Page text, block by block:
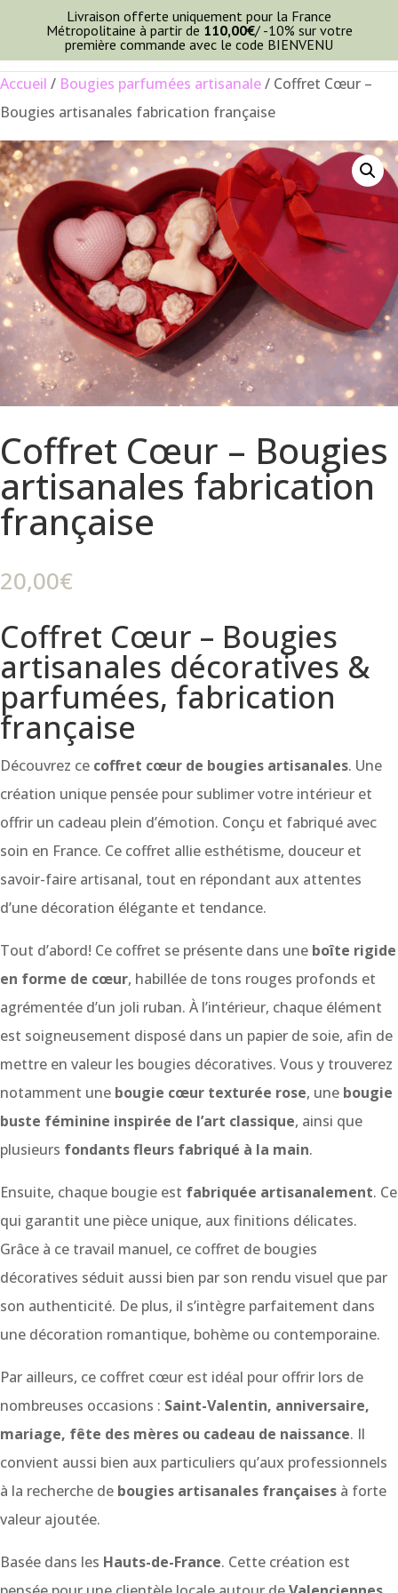
Accueil / Bougies parfumées artisanale/ Coffret Cœur –
Bougies artisanales fabrication française
Coffret Cœur – Bougies
artisanales fabrication
française
20,00€
Coffret Cœur – Bougies
artisanales décoratives &
parfumées, fabrication
française
Découvrez ce coffret cœur de bougies artisanales. Une
création unique pensée pour sublimer votre intérieur et
offrir un cadeau plein d’émotion. Conçu et fabriqué avec
soin en France. Ce coffret allie esthétisme, douceur et
savoir-faire artisanal, tout en répondant aux attentes
d’une décoration élégante et tendance.
Tout d’abord! Ce coffret se présente dans une boîte rigide
en forme de cœur, habillée de tons rouges profonds et
agrémentée d’un joli ruban. À l’intérieur, chaque élément
est soigneusement disposé dans un papier de soie, afin de
mettre en valeur les bougies décoratives. Vous y trouverez
notamment une bougie cœur texturée rose, une bougie
buste féminine inspirée de l’art classique, ainsi que
plusieurs fondants fleurs fabriqué à la main.
Ensuite, chaque bougie est fabriquée artisanalement. Ce
qui garantit une pièce unique, aux finitions délicates.
Grâce à ce travail manuel, ce coffret de bougies
décoratives séduit aussi bien par son rendu visuel que par
son authenticité. De plus, il s’intègre parfaitement dans
une décoration romantique, bohème ou contemporaine.
Par ailleurs, ce coffret cœur est idéal pour offrir lors de
nombreuses occasions : Saint-Valentin, anniversaire,
mariage, fête des mères ou cadeau de naissance. Il
convient aussi bien aux particuliers qu’aux professionnels
à la recherche de bougies artisanales françaises à forte
valeur ajoutée.
Basée dans les Hauts-de-France. Cette création est
Livraison offerte uniquement pour la France
Métropolitaine à partir de 110,00€/ -10% sur votre
première commande avec le code BIENVENU